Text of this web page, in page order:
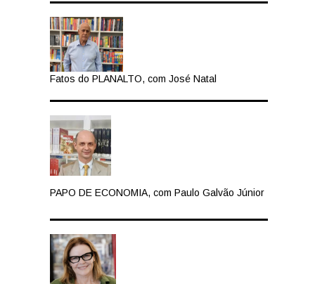
Fatos do PLANALTO, com José Natal
PAPO DE ECONOMIA, com Paulo Galvão Júnior